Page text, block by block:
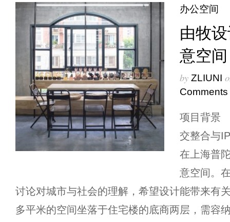
办公空间
由牧
意空间
by ZLIUNI
Comments
项目背景
交整合与
在上海普
意空间。
讨论对城市与社会的理解，希望设计能带来有
多平米的空间坐落于住宅楼的底商两层，需容